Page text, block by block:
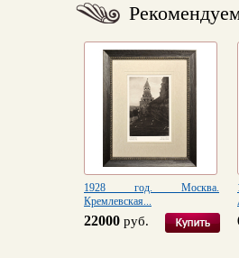
1928 год. Москва.
Кремлевская...
22000 руб.